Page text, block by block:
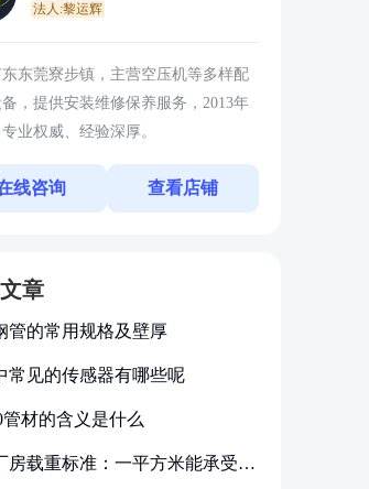
法人:黎运辉
东莞寮步镇，主营空压机等多样配
，提供安装维修保养服务，2013年
业权威、经验深厚。
线咨询 查看店铺
章
管的常用规格及壁厚
常见的传感器有哪些呢
管材的含义是什么
房载重标准：一平方米能承受多